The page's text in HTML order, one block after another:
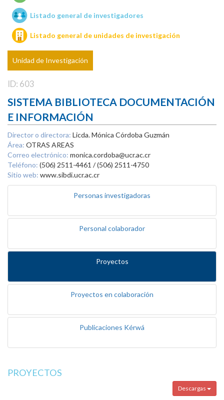
Unidades de investigación
Listado general de investigadores
Listado general de unidades de investigación
Unidad de Investigación
ID: 603
SISTEMA BIBLIOTECA DOCUMENTACIÓN
E INFORMACIÓN
Director o directora: Licda. Mónica Córdoba Guzmán
Área: OTRAS AREAS
Correo electrónico: monica.cordoba@ucr.ac.cr
Teléfono: (506) 2511-4461 / (506) 2511-4750
Sitio web: www.sibdi.ucr.ac.cr
Personas investigadoras
Personal colaborador
Proyectos
Proyectos en colaboración
Publicaciones Kérwá
PROYECTOS
Descargas